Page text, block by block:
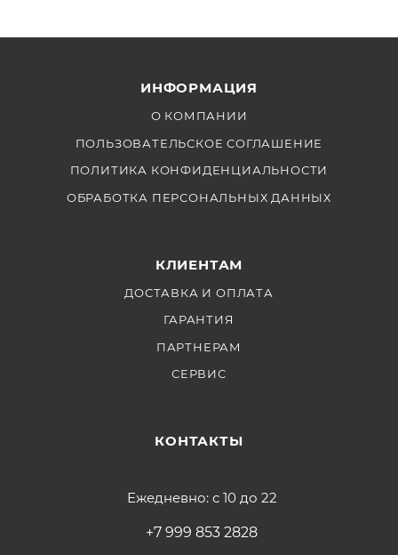
ИНФОРМАЦИЯ
О КОМПАНИИ
ПОЛЬЗОВАТЕЛЬСКОЕ СОГЛАШЕНИЕ
ПОЛИТИКА КОНФИДЕНЦИАЛЬНОСТИ
ОБРАБОТКА ПЕРСОНАЛЬНЫХ ДАННЫХ
КЛИЕНТАМ
ДОСТАВКА И ОПЛАТА
ГАРАНТИЯ
ПАРТНЕРАМ
СЕРВИС
КОНТАКТЫ
Ежедневно: с 10 до 22
+7 999 853 2828